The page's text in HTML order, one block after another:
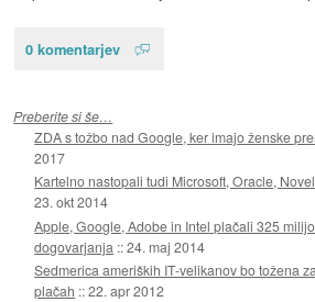
0 komentarjev
Preberite si še…
ZDA s tožbo nad Google, ker imajo ženske
2017
Kartelno nastopali tudi Microsoft, Oracle,
23. okt 2014
Apple, Google, Adobe in Intel plačali 325
dogovarjanja ::24. maj 2014
Sedmerica ameriških IT-velikanov bo tožena
plačah ::22. apr 2012